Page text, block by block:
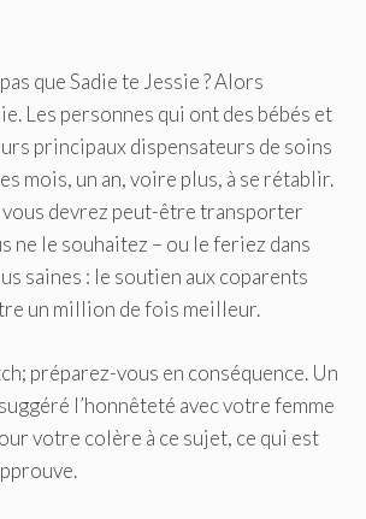
que Sadie te Jessie ? Alors
Les personnes qui ont des bébés et
principaux dispensateurs de soins
mois, un an, voire plus, à se rétablir.
vous devrez peut-être transporter
ne le souhaitez – ou le feriez dans
saines : le soutien aux coparents
un million de fois meilleur.
préparez-vous en conséquence. Un
l’honnêteté avec votre femme
votre colère à ce sujet, ce qui est